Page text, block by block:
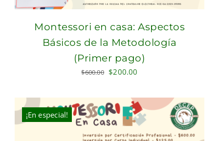
Montessori en casa: Aspectos
Básicos de la Metodología
(Primer pago)
$600.00 Original
was:
$600.00.
$200.00
is:
$200.00.
¡En especial!